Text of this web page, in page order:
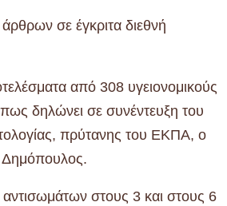
σε έγκριτα διεθνή
από 308 υγειονομικούς
δηλώνει σε συνέντευξη του
πρύτανης του ΕΚΠΑ, ο
Δημόπουλος.
στους 3 και στους 6